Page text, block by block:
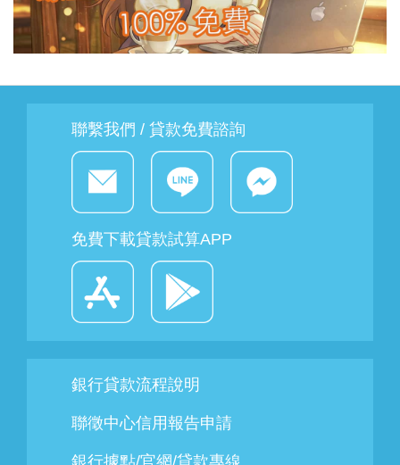
聯繫我們 / 貸款免費諮詢
免費下載貸款試算APP
銀行貸款流程說明
聯徵中心信用報告申請
銀行據點/官網/貸款專線